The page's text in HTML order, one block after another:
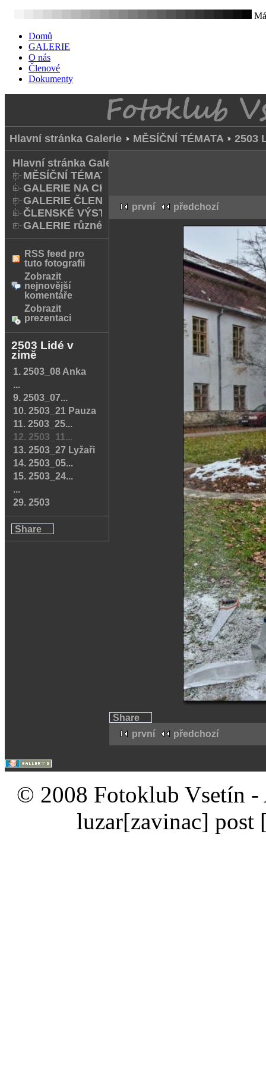
Domů
GALERIE
O nás
Členové
Dokumenty
Hlavní stránka Galerie MĚSÍČNÍ TÉMATA 2503
Hlavní stránka Galerie
MĚSÍČNÍ TÉMATA
GALERIE NA CHODNÍKU
GALERIE ČLENŮ
ČLENSKÉ VÝSTAVY A FOTO Q
GALERIE různé
RSS feed pro
tuto fotografii
Zobrazit
nejnovější
komentáře
Zobrazit
prezentaci
2503 Lidé v
zimě
1. 2503_08 Anka
...
9. 2503_07...
10. 2503_21 Pauza
11. 2503_25...
12. 2503_11...
13. 2503_27 Lyžaři
14. 2503_05...
15. 2503_24...
...
29. 2503
Share
první předchozí
Share
první
předchozí
© 2008 Fotoklub Vsetín -
luzar[zavinac] post